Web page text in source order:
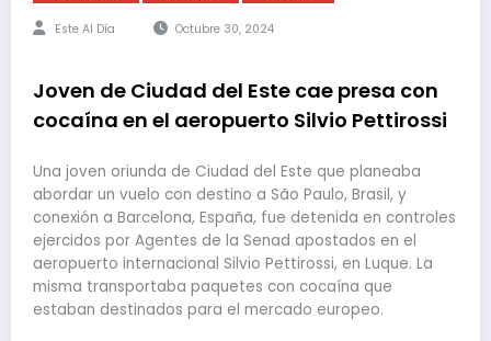
Este Al Día Octubre 30, 2024
Joven de Ciudad del Este cae presa con
cocaína en el aeropuerto Silvio Pettirossi
Una joven oriunda de Ciudad del Este que planeaba
abordar un vuelo con destino a São Paulo, Brasil, y
conexión a Barcelona, España, fue detenida en controles
ejercidos por Agentes de la Senad apostados en el
aeropuerto internacional Silvio Pettirossi, en Luque. La
misma transportaba paquetes con cocaína que
estaban destinados para el mercado europeo.